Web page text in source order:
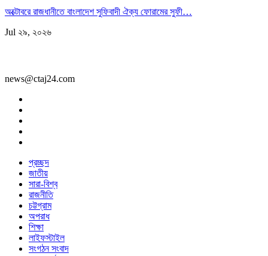
অক্টোবরে রাজধানীতে বাংলাদেশ সুফিবাদী ঐক্য ফোরামের সুফী…
Jul ২৯, ২০২৬
news@ctaj24.com
প্রচ্ছদ
জাতীয়
সারা-বিশ্ব
রাজনীতি
চট্টগ্রাম
অপরাধ
শিক্ষা
লাইফস্টাইল
সংগঠন সংবাদ